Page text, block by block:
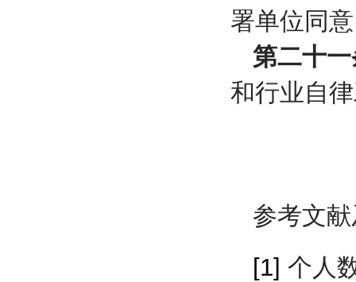
署单位同
第二十
和行业自
参考文
[1] 个人